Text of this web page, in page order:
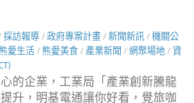
採訪報導 / 政府專案計畫 / 新聞新訊 / 機關公
愛生活 / 熊愛美食 / 產業新聞 / 網聚場地 / 資
的企業，工業局「產業創新騰龍
升，明基電通讓你好看，覺旅咖